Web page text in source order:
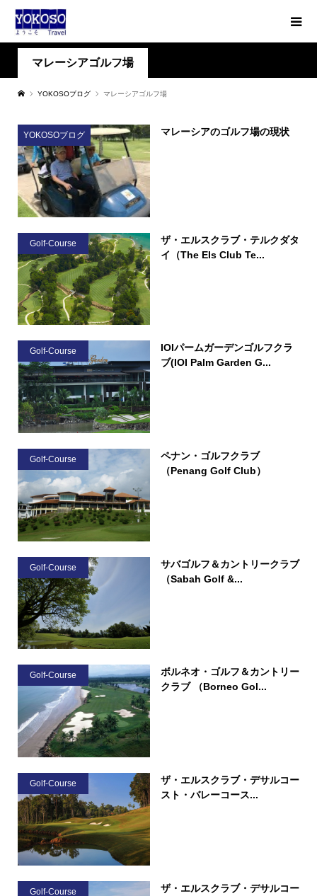
マレーシアゴルフ場
YOKOSOブログ マレーシアゴルフ場
YOKOSOブログ マレーシアのゴルフ場の現状
Golf-Course
ザ・エルスクラブ・テルクダタ
イ（The Els Club Te...
Golf-Course
IOIパームガーデンゴルフクラ
ブ(IOI Palm Garden G...
Golf-Course
ペナン・ゴルフクラブ
（Penang Golf Club）
Golf-Course
サバゴルフ＆カントリークラブ
（Sabah Golf &...
Golf-Course
ボルネオ・ゴルフ＆カントリー
クラブ （Borneo Gol...
Golf-Course
ザ・エルスクラブ・デサルコー
スト・バレーコース...
Golf-Course
ザ・エルスクラブ・デサルコー